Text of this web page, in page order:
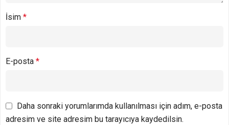
İsim *
E-posta *
Daha sonraki yorumlarımda kullanılması için adım, e-posta
adresim ve site adresim bu tarayıcıya kaydedilsin.